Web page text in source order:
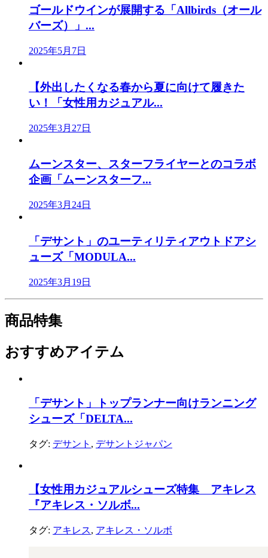
ゴールドウインが展開する「Allbirds（オール
バーズ）」...
2025年5月7日
【外出したくなる春から夏に向けて履きた
い！「女性用カジュアル...
2025年3月27日
ムーンスター、スターフライヤーとのコラボ
企画「ムーンスターフ...
2025年3月24日
「デサント」のユーティリティアウトドアシ
ューズ「MODULA...
2025年3月19日
商品特集
おすすめアイテム
「デサント」トップランナー向けランニング
シューズ「DELTA...
タグ: デサント , デサントジャパン
【女性用カジュアルシューズ特集 アキレス
『アキレス・ソルボ...
タグ: アキレス, アキレス・ソルボ